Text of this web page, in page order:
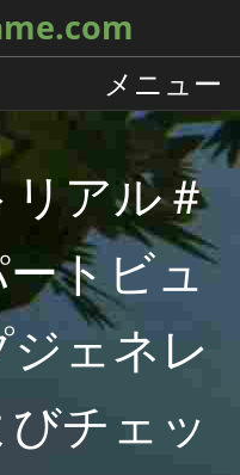
メニュー
リアル＃
トビュ
ェネレ
チェッ